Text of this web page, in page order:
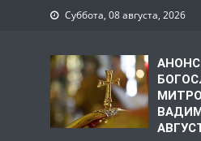
Суббота, 08 августа, 2026
АНОНС